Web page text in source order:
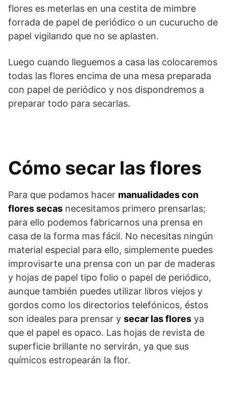
flores es meterlas en una cestita de mimbre
forrada de papel de periódico o un cucurucho de
papel vigilando que no se aplasten.
Luego cuando lleguemos a casa las colocaremos
todas las flores encima de una mesa preparada
con papel de periódico y nos dispondremos a
preparar todo para secarlas.
Cómo secar las flores
Para que podamos hacer manualidades con
flores secas necesitamos primero prensarlas;
para ello podemos fabricarnos una prensa en
casa de la forma mas fácil. No necesitas ningún
material especial para ello, simplemente puedes
improvisarte una prensa con un par de maderas
y hojas de papel tipo folio o papel de periódico,
aunque también puedes utilizar libros viejos y
gordos como los directorios telefónicos, éstos
son ideales para prensar y secar las flores ya
que el papel es opaco. Las hojas de revista de
superficie brillante no servirán, ya que sus
químicos estropearán la flor.